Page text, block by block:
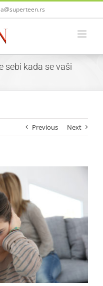
sebi kada se vaši
Previous Next